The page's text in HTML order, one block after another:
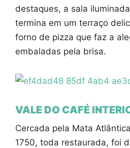
destaques, a sala
termina em um terraço
forno de pizza que faz a
embaladas pela brisa.
VALE DO CAFÉ
Cercada pela Mata
1750, toda restaurada, foi